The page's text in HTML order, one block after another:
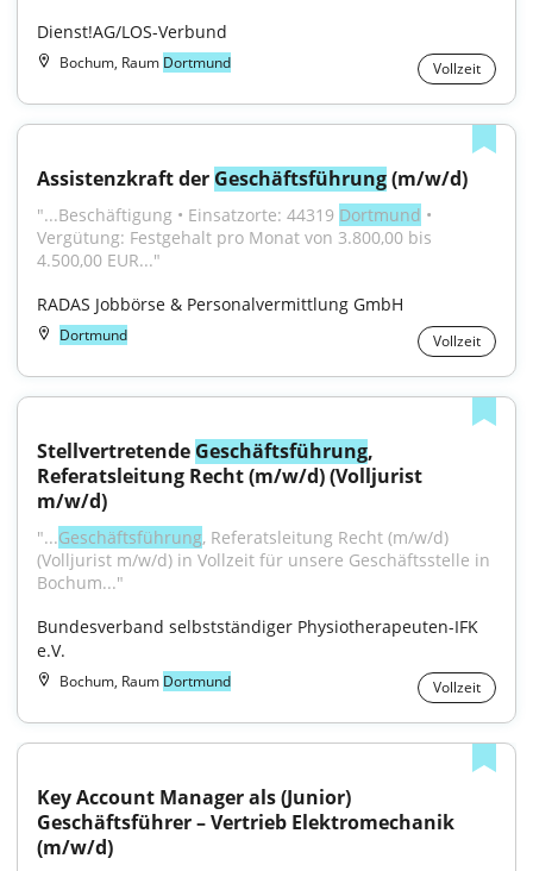
Dienst!AG/LOS-Verbund
Bochum, Raum Dortmund Vollzeit
Assistenzkraft der Geschäftsführung (m/w/d)
"...Beschäftigung • Einsatzorte: 44319 Dortmund •
Vergütung: Festgehalt pro Monat von 3.800,00 bis
4.500,00 EUR..."
RADAS Jobbörse & Personalvermittlung GmbH
Dortmund Vollzeit
Stellvertretende Geschäftsführung,
Referatsleitung Recht (m/w/d) (Volljurist
m/w/d)
"...Geschäftsführung, Referatsleitung Recht (m/w/d)
(Volljurist m/w/d) in Vollzeit für unsere Geschäftsstelle in
Bochum..."
Bundesverband selbstständiger Physiotherapeuten-IFK
e.V.
Bochum, Raum Dortmund Vollzeit
Key Account Manager als (Junior)
Geschäftsführer – Vertrieb Elektromechanik
(m/w/d)